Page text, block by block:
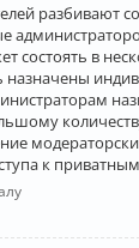
разбивают
состоять в
назначены
к